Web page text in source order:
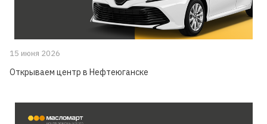
15 июня 2026
Открываем центр в Нефтеюганске